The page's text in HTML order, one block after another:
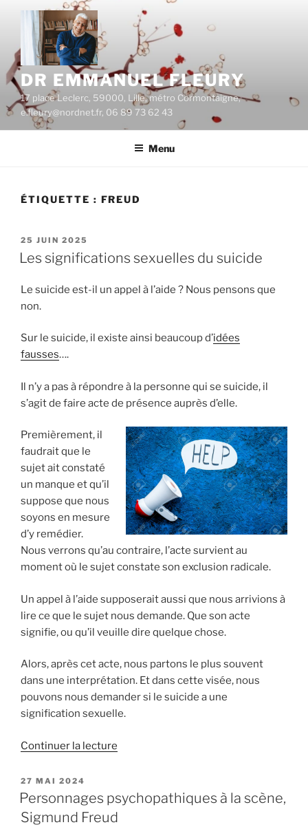
Aller
contenu
principal
DR EMMANUEL FLEURY
17 place Leclerc, 59000, Lille, métro Cormontaigne,
e.fleury@nordnet.fr, 06 89 73 62 43
Menu
ÉTIQUETTE : FREUD
PUBLIÉ
LE
25 JUIN 2025
Les significations sexuelles du suicide
Le suicide est-il un appel à l’aide ? Nous pensons que
non.
Sur le suicide, il existe ainsi beaucoup d’idées
fausses….
Il n’y a pas à répondre à la personne qui se suicide, il
s’agit de faire acte de présence auprès d’elle.
Premièrement, il
faudrait que le
sujet ait constaté
un manque et qu’il
suppose que nous
soyons en mesure
d’y remédier.
Nous verrons qu’au contraire, l’acte survient au
moment où le sujet constate son exclusion radicale.
Un appel à l’aide supposerait aussi que nous arrivions à
lire ce que le sujet nous demande. Que son acte
signifie, ou qu’il veuille dire quelque chose.
Alors, après cet acte, nous partons le plus souvent
dans une interprétation. Et dans cette visée, nous
pouvons nous demander si le suicide a une
signification sexuelle.
Continuer la lecture
sexuelles
du
PUBLIÉ
LE
27 MAI 2024
Personnages psychopathiques à la scène,
Sigmund Freud